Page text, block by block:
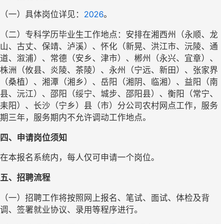
（一）具体岗位详见： 2026。
（二）专科学历毕业生工作地点：安排在湘西州（永顺、龙
山、古丈、保靖、泸溪）、怀化（新晃、洪江市、沅陵、通
道、溆浦）、常德（安乡、津市）、郴州（永兴、宜章）、
株洲（攸县、炎陵、茶陵）、永州（宁远、新田）、张家界
（桑植）、湘潭（湘乡）、岳阳（湘阴、临湘）、益阳（南
县、沅江）、邵阳（绥宁、城步、邵阳县）、衡阳（常宁、
耒阳）、长沙（宁乡）县（市）分公司农村网点工作，服务
期三年，服务期内不允许调动工作地点。
四、申请岗位须知
在本报名系统内 ， 每人仅可申请一个岗位。
五、招聘流程
（一）招聘工作将按照网上报名、笔试、面试、体检及背
调、签署就业协议、录用等程序进行。